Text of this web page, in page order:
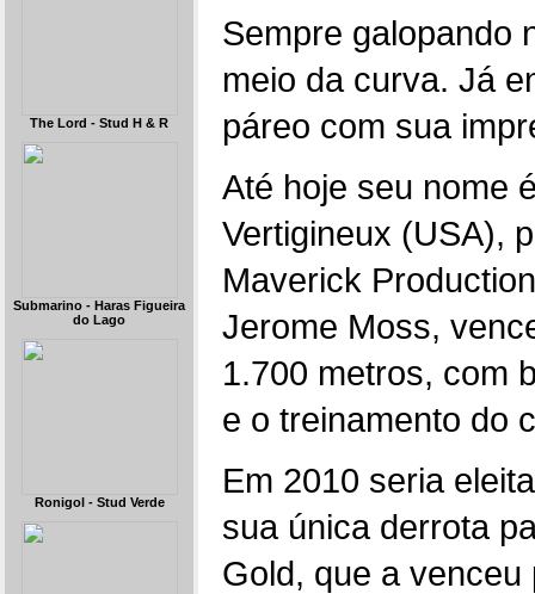
The Lord - Stud H & R
Submarino - Haras Figueira
do Lago
Ronigol - Stud Verde
Sempre galopando
meio da curva. Já
páreo com sua
Até hoje seu nome
Vertigineux (USA),
Maverick
Jerome Moss,
1.700 metros, com
e o treinamento do
Em 2010 seria
sua única derrota
Gold, que a venceu